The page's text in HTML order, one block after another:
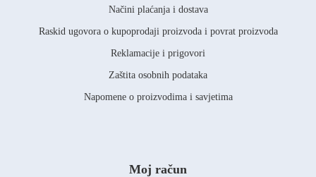
Načini plaćanja i dostava
Raskid ugovora o kupoprodaji proizvoda i povrat proizvoda
Reklamacije i prigovori
Zaštita osobnih podataka
Napomene o proizvodima i savjetima
Moj račun